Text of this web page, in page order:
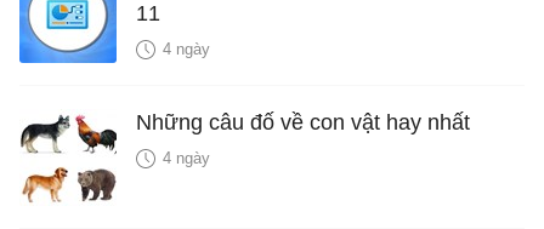
11
4 ngày
Những câu đố về con vật hay nhất
4 ngày